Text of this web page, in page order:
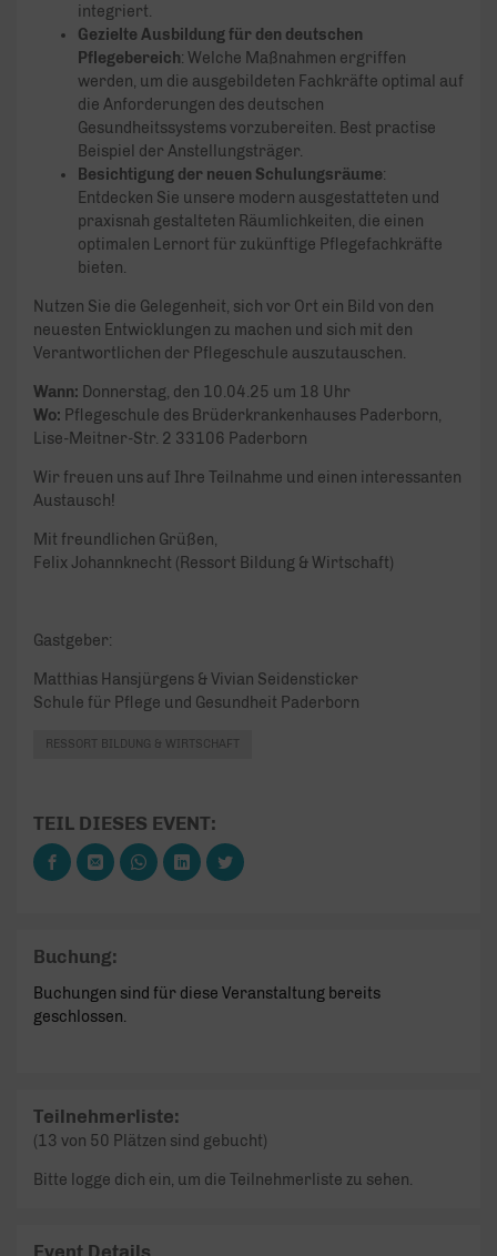
integriert.
Gezielte Ausbildung für den deutschen
Pflegebereich: Welche Maßnahmen ergriffen
werden, um die ausgebildeten Fachkräfte optimal auf
die Anforderungen des deutschen
Gesundheitssystems vorzubereiten. Best practise
Beispiel der Anstellungsträger.
Besichtigung der neuen Schulungsräume:
Entdecken Sie unsere modern ausgestatteten und
praxisnah gestalteten Räumlichkeiten, die einen
optimalen Lernort für zukünftige Pflegefachkräfte
bieten.
Nutzen Sie die Gelegenheit, sich vor Ort ein Bild von den
neuesten Entwicklungen zu machen und sich mit den
Verantwortlichen der Pflegeschule auszutauschen.
Wann: Donnerstag, den 10.04.25 um 18 Uhr
Wo: Pflegeschule des Brüderkrankenhauses Paderborn,
Lise-Meitner-Str. 2 33106 Paderborn
Wir freuen uns auf Ihre Teilnahme und einen interessanten
Austausch!
Mit freundlichen Grüßen,
Felix Johannknecht (Ressort Bildung & Wirtschaft)
Gastgeber:
Matthias Hansjürgens & Vivian Seidensticker
Schule für Pflege und Gesundheit Paderborn
RESSORT BILDUNG & WIRTSCHAFT
TEIL DIESES EVENT:
Buchung:
Buchungen sind für diese Veranstaltung bereits
geschlossen.
Teilnehmerliste:
(13 von 50 Plätzen sind gebucht)
Bitte logge dich ein, um die Teilnehmerliste zu sehen.